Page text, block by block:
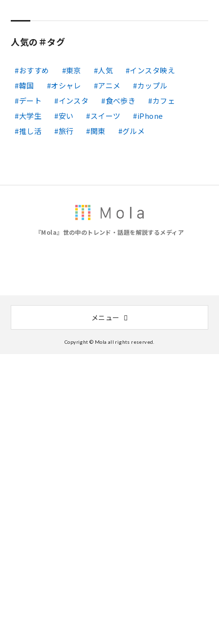
人気の＃タグ
おすすめ 東京 人気
インスタ映え
韓国
オシャレ アニメ
カップル
デート
インスタ 食べ歩き
カフェ
大学生
安い スイーツ
iPhone
推し活
旅行 関東 グルメ
『Mola』世の中のトレンド・話題を解説するメディア
メニュー
Copyright © Mola all rights reserved.